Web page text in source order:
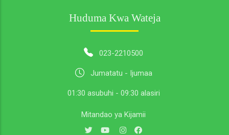
Huduma Kwa Wateja
023-2210500
Jumatatu - Ijumaa
01:30 asubuhi - 09:30 alasiri
Mitandao ya Kijamii